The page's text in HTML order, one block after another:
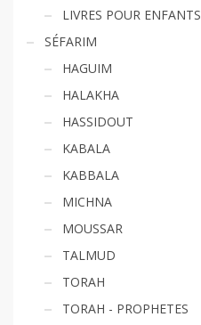
LIVRES POUR ENFANTS
SÉFARIM
HAGUIM
HALAKHA
HASSIDOUT
KABALA
KABBALA
MICHNA
MOUSSAR
TALMUD
TORAH
TORAH - PROPHETES